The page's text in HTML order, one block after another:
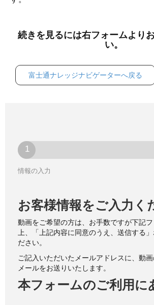
続きを見るには右フォームより
い。
富士通ナレッジナビゲーターへ戻る
情報の入力
お客様情報をご入力く
動画をご希望の方は、お手数ですが下記
上、「上記内容に同意のうえ、送信する」
ださい。
ご記入いただいたメールアドレスに、動
メールをお送りいたします。
本フォームのご利用に